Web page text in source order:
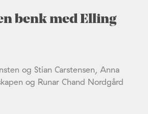
benk med Elling
og Stian Carstensen, Anna
og Runar Chand Nordgård